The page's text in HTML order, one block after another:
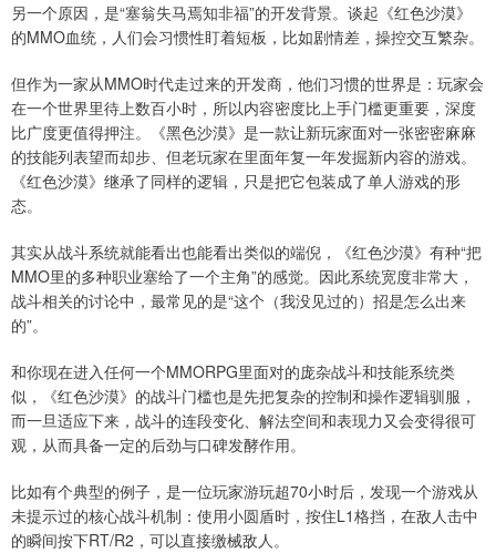
另一个原因，是“塞翁失马焉知非福”的开发背景。谈起《红色沙漠》
的MMO血统，人们会习惯性盯着短板，比如剧情差，操控交互繁杂。
但作为一家从MMO时代走过来的开发商，他们习惯的世界是：玩家会
在一个世界里待上数百小时，所以内容密度比上手门槛更重要，深度
比广度更值得押注。《黑色沙漠》是一款让新玩家面对一张密密麻麻
的技能列表望而却步、但老玩家在里面年复一年发掘新内容的游戏。
《红色沙漠》继承了同样的逻辑，只是把它包装成了单人游戏的形
态。
其实从战斗系统就能看出也能看出类似的端倪，《红色沙漠》有种“把
MMO里的多种职业塞给了一个主角”的感觉。因此系统宽度非常大，
战斗相关的讨论中，最常见的是“这个（我没见过的）招是怎么出来
的”。
和你现在进入任何一个MMORPG里面对的庞杂战斗和技能系统类
似，《红色沙漠》的战斗门槛也是先把复杂的控制和操作逻辑驯服，
而一旦适应下来，战斗的连段变化、解法空间和表现力又会变得很可
观，从而具备一定的后劲与口碑发酵作用。
比如有个典型的例子，是一位玩家游玩超70小时后，发现一个游戏从
未提示过的核心战斗机制：使用小圆盾时，按住L1格挡，在敌人击中
的瞬间按下RT/R2，可以直接缴械敌人。